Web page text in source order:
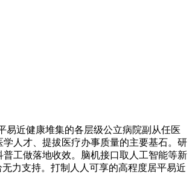
近健康堆集的各层级公立病院副从任医
人才、提拔医疗办事质量的主要基石。研
工做落地收效。脑机接口取人工智能等新
力支持。打制人人可享的高程度居平易近